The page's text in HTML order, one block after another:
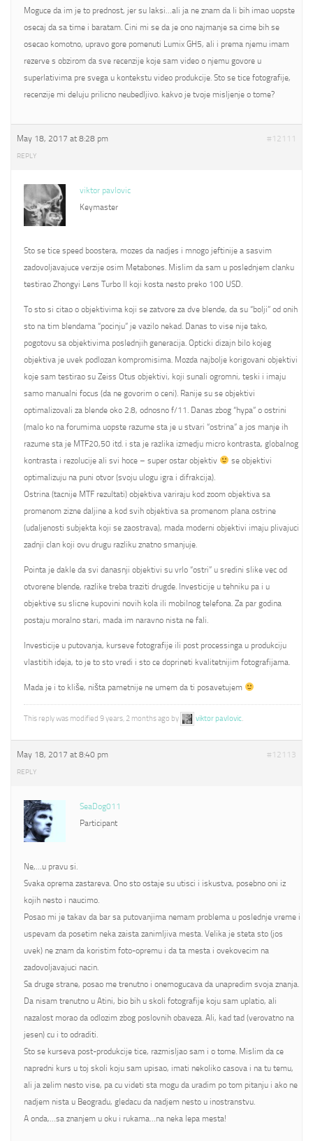
Moguce da im je to prednost, jer su laksi…ali ja ne znam da li bih imao uopste
osecaj da sa time i baratam. Cini mi se da je ono najmanje sa cime bih se
osecao komotno, upravo gore pomenuti Lumix GH5, ali i prema njemu imam
rezerve s obzirom da sve recenzije koje sam video o njemu govore u
superlativima pre svega u kontekstu video produkcije. Sto se tice fotografije,
recenzije mi deluju prilicno neubedljivo. kakvo je tvoje misljenje o tome?
May 18, 2017 at 8:28 pm #12111
REPLY
viktor pavlovic
Keymaster
Sto se tice speed boostera, mozes da nadjes i mnogo jeftinije a sasvim
zadovoljavajuce verzije osim Metabones. Mislim da sam u poslednjem clanku
testirao Zhongyi Lens Turbo II koji kosta nesto preko 100 USD.
To sto si citao o objektivima koji se zatvore za dve blende, da su “bolji” od onih
sto na tim blendama “pocinju” je vazilo nekad. Danas to vise nije tako,
pogotovu sa objektivima poslednjih generacija. Opticki dizajn bilo kojeg
objektiva je uvek podlozan kompromisima. Mozda najbolje korigovani objektivi
koje sam testirao su Zeiss Otus objektivi, koji sunali ogromni, teski i imaju
samo manualni focus (da ne govorim o ceni). Ranije su se objektivi
optimalizovali za blende oko 2.8, odnosno f/11. Danas zbog “hypa” o ostrini
(malo ko na forumima uopste razume sta je u stvari “ostrina” a jos manje ih
razume sta je MTF20,50 itd. i sta je razlika izmedju micro kontrasta, globalnog
kontrasta i rezolucije ali svi hoce – super ostar objektiv
se objektivi
optimalizuju na puni otvor (svoju ulogu igra i difrakcija).
Ostrina (tacnije MTF rezultati) objektiva variraju kod zoom objektiva sa
promenom zizne daljine a kod svih objektiva sa promenom plana ostrine
(udaljenosti subjekta koji se zaostrava), mada moderni objektivi imaju plivajuci
zadnji clan koji ovu drugu razliku znatno smanjuje.
Pointa je dakle da svi danasnji objektivi su vrlo “ostri” u sredini slike vec od
otvorene blende, razlike treba traziti drugde. Investicije u tehniku pa i u
objektive su slicne kupovini novih kola ili mobilnog telefona. Za par godina
postaju moralno stari, mada im naravno nista ne fali.
Investicije u putovanja, kurseve fotografije ili post processinga u produkciju
vlastitih ideja, to je to sto vredi i sto ce doprineti kvalitetnijim fotografijama.
Mada je i to kliše, ništa pametnije ne umem da ti posavetujem
This reply was modified 9 years, 2 months ago by viktor pavlovic.
May 18, 2017 at 8:40 pm #12113
REPLY
SeaDog011
Participant
Ne,…u pravu si.
Svaka oprema zastareva. Ono sto ostaje su utisci i iskustva, posebno oni iz
kojih nesto i naucimo.
Posao mi je takav da bar sa putovanjima nemam problema u poslednje vreme i
uspevam da posetim neka zaista zanimljiva mesta. Velika je steta sto (jos
uvek) ne znam da koristim foto-opremu i da ta mesta i ovekovecim na
zadovoljavajuci nacin.
Sa druge strane, posao me trenutno i onemogucava da unapredim svoja znanja.
Da nisam trenutno u Atini, bio bih u skoli fotografije koju sam uplatio, ali
nazalost morao da odlozim zbog poslovnih obaveza. Ali, kad tad (verovatno na
jesen) cu i to odraditi.
Sto se kurseva post-produkcije tice, razmisljao sam i o tome. Mislim da ce
napredni kurs u toj skoli koju sam upisao, imati nekoliko casova i na tu temu,
ali ja zelim nesto vise, pa cu videti sta mogu da uradim po tom pitanju i ako ne
nadjem nista u Beogradu, gledacu da nadjem nesto u inostranstvu.
A onda,…sa znanjem u oku i rukama…na neka lepa mesta!